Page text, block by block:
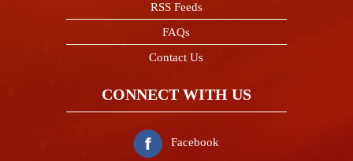
RSS Feeds
FAQs
Contact Us
CONNECT WITH US
Facebook